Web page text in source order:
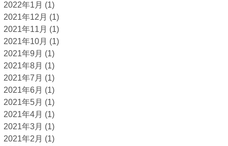
2022年1月 (1)
2021年12月 (1)
2021年11月 (1)
2021年10月 (1)
2021年9月 (1)
2021年8月 (1)
2021年7月 (1)
2021年6月 (1)
2021年5月 (1)
2021年4月 (1)
2021年3月 (1)
2021年2月 (1)